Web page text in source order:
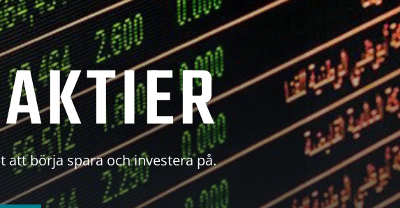
att börja spara och investera på.